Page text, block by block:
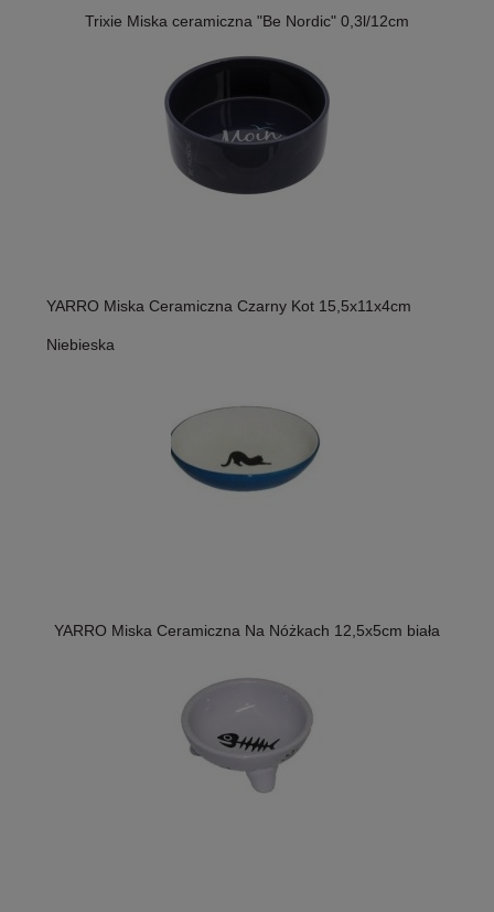
Trixie Miska ceramiczna "Be Nordic" 0,3l/12cm
YARRO Miska Ceramiczna Czarny Kot 15,5x11x4cm
Niebieska
YARRO Miska Ceramiczna Na Nóżkach 12,5x5cm biała